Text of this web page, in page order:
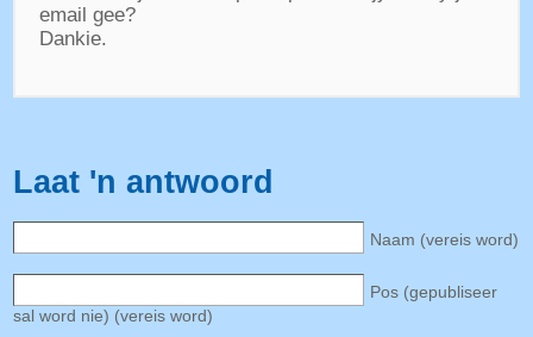
email gee?
Dankie.
Laat 'n antwoord
Naam (vereis word)
Pos (gepubliseer
sal word nie) (vereis word)